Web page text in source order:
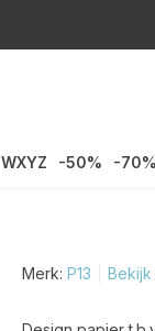
WXYZ -50% -70%
Merk: P13 Bekijk